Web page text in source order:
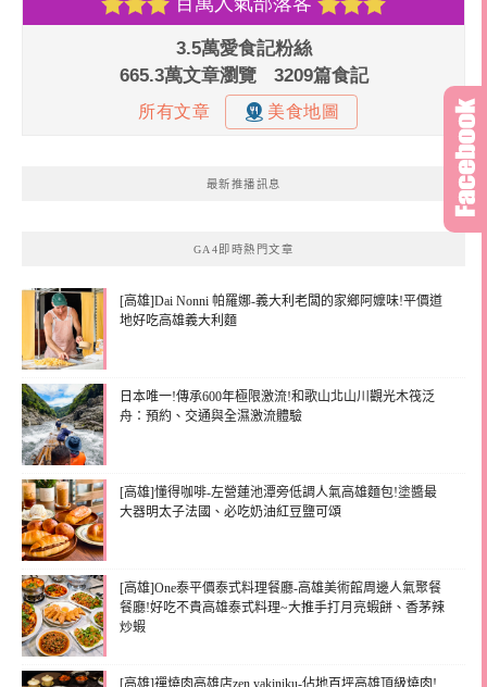
最新推播訊息
GA4即時熱門文章
[高雄]Dai Nonni 帕羅娜-義大利老闆的家鄉阿嬤味!平價道
地好吃高雄義大利麵
日本唯一!傳承600年極限激流!和歌山北山川觀光木筏泛
舟：預約、交通與全濕激流體驗
[高雄]懂得咖啡-左營蓮池潭旁低調人氣高雄麵包!塗醬最
大器明太子法國、必吃奶油紅豆鹽可頌
[高雄]One泰平價泰式料理餐廳-高雄美術館周邊人氣聚餐
餐廳!好吃不貴高雄泰式料理~大推手打月亮蝦餅、香茅辣
炒蝦
[高雄]禪燒肉高雄店zen yakiniku-佔地百坪高雄頂級燒肉!